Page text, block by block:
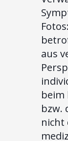
aus
beim
bzw.
nicht